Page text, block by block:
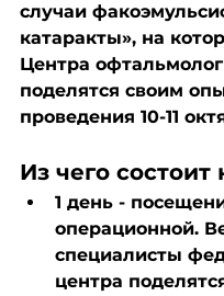
случаи
катаракты», на
Центра
поделятся своим
проведения 10-11
Из чего состоит
1 день -
операционной.
специалисты
центра